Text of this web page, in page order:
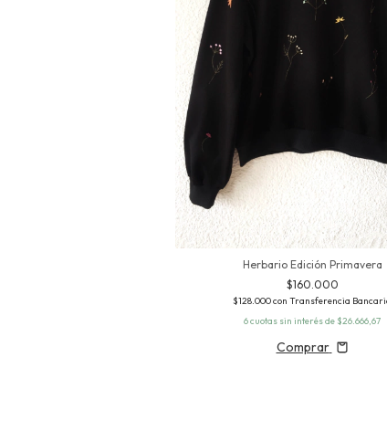
Herbario Edición Primavera
$160.000
$128.000con Transferencia
6cuotas sin interés de $26.666,67
Comprar